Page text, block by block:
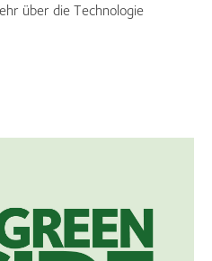
über die Technologie